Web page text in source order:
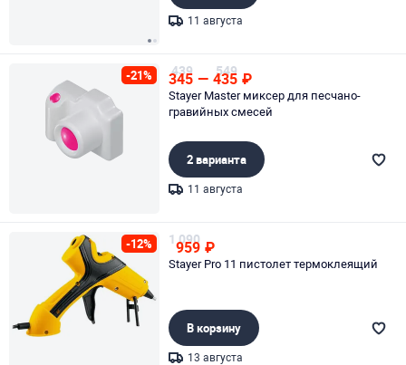
11 августа
-21% 439
345 — 549
435 ₽
Stayer Master миксер для песчано-
гравийных смесей
2 варианта
11 августа
-12% 1 090
959 ₽
Stayer Pro 11 пистолет термоклеящий
В корзину
13 августа